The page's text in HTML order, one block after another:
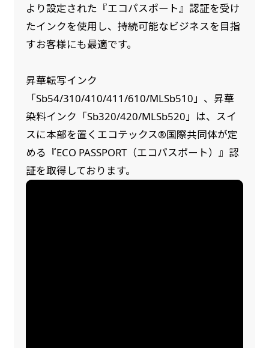
より設定された『エコパスポート』認証を受け
たインクを使用し、持続可能なビジネスを目指
すお客様にも最適です。
昇華転写インク
「Sb54/310/410/411/610/MLSb510」、昇華
染料インク「Sb320/420/MLSb520」は、スイ
スに本部を置くエコテックス®国際共同体が定
める『ECO PASSPORT（エコパスポート）』認
証を取得しております。